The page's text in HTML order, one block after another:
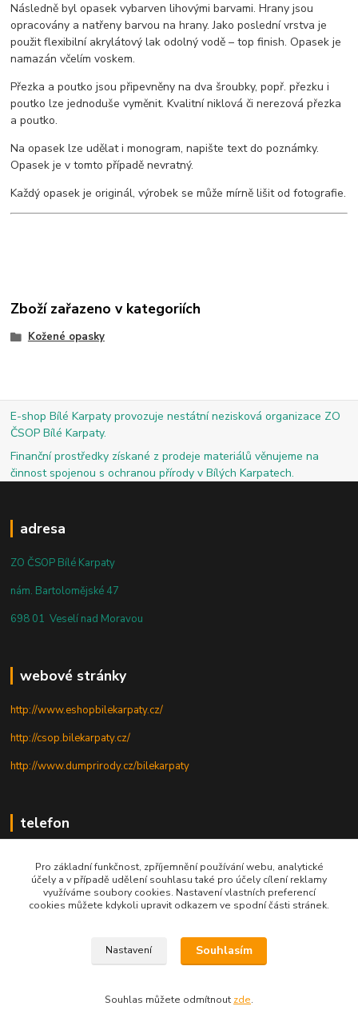
Následně byl opasek vybarven lihovými barvami. Hrany jsou
opracovány a natřeny barvou na hrany. Jako poslední vrstva je
použit flexibilní akrylátový lak odolný vodě – top finish. Opasek je
namazán včelím voskem.
Přezka a poutko jsou připevněny na dva šroubky, popř. přezku i
poutko lze jednoduše vyměnit. Kvalitní niklová či nerezová přezka
a poutko.
Na opasek lze udělat i monogram, napište text do poznámky.
Opasek je v tomto případě nevratný.
Každý opasek je originál, výrobek se může mírně lišit od fotografie.
Zboží zařazeno v kategoriích
Kožené opasky
E-shop Bílé Karpaty provozuje nestátní nezisková organizace ZO
ČSOP Bílé Karpaty.
Finanční prostředky získané z prodeje materiálů věnujeme na
činnost spojenou s ochranou přírody v Bílých Karpatech.
adresa
ZO ČSOP Bílé Karpaty
nám. Bartolomějské 47
698 01 Veselí nad Moravou
webové stránky
http://www.eshopbilekarpaty.cz/
http://csop.bilekarpaty.cz/
http://www.dumprirody.cz/bilekarpaty
telefon
+420 727 880 789
PO - PÁ: 9 - 17
© 2025; ZO ČSOP Bílé Karpaty
Pro základní funkčnost, zpříjemnění používání webu, analytické
účely a v případě udělení souhlasu také pro účely cílení reklamy
využíváme soubory cookies. Nastavení vlastních preferencí
cookies můžete kdykoli upravit odkazem ve spodní části stránek.
Nastavení Souhlasím
Souhlas můžete odmítnout zde.